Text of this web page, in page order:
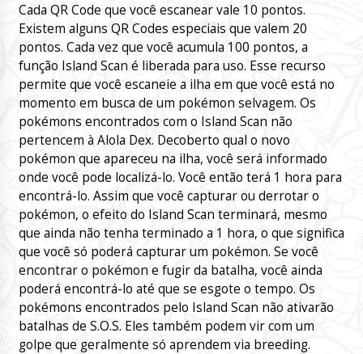
Cada QR Code que você escanear vale 10 pontos.
Existem alguns QR Codes especiais que valem 20
pontos. Cada vez que você acumula 100 pontos, a
função Island Scan é liberada para uso. Esse recurso
permite que você escaneie a ilha em que você está no
momento em busca de um pokémon selvagem. Os
pokémons encontrados com o Island Scan não
pertencem à Alola Dex. Decoberto qual o novo
pokémon que apareceu na ilha, você será informado
onde você pode localizá-lo. Você então terá 1 hora para
encontrá-lo. Assim que você capturar ou derrotar o
pokémon, o efeito do Island Scan terminará, mesmo
que ainda não tenha terminado a 1 hora, o que significa
que você só poderá capturar um pokémon. Se você
encontrar o pokémon e fugir da batalha, você ainda
poderá encontrá-lo até que se esgote o tempo. Os
pokémons encontrados pelo Island Scan não ativarão
batalhas de S.O.S. Eles também podem vir com um
golpe que geralmente só aprendem via breeding.